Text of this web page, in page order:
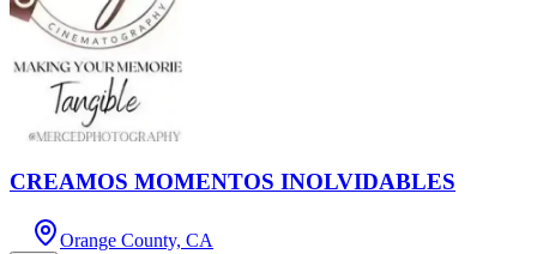
CREAMOS MOMENTOS INOLVIDABLES
Orange County, CA